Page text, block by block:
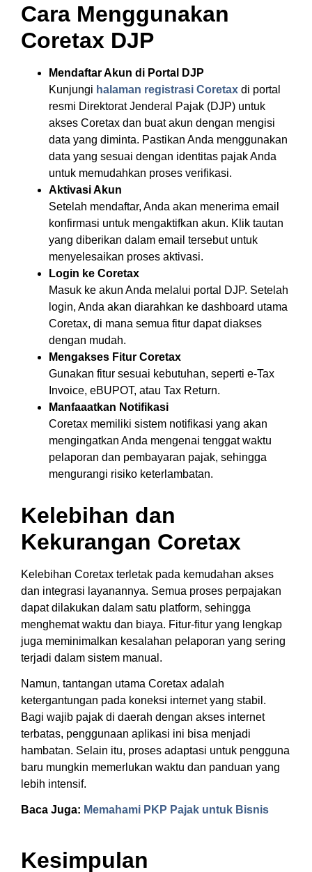
Cara Menggunakan
Coretax DJP
Mendaftar Akun di Portal DJP
Kunjungi halaman registrasi Coretax di portal
resmi Direktorat Jenderal Pajak (DJP) untuk
akses Coretax dan buat akun dengan mengisi
data yang diminta. Pastikan Anda menggunakan
data yang sesuai dengan identitas pajak Anda
untuk memudahkan proses verifikasi.
Aktivasi Akun
Setelah mendaftar, Anda akan menerima email
konfirmasi untuk mengaktifkan akun. Klik tautan
yang diberikan dalam email tersebut untuk
menyelesaikan proses aktivasi.
Login ke Coretax
Masuk ke akun Anda melalui portal DJP. Setelah
login, Anda akan diarahkan ke dashboard utama
Coretax, di mana semua fitur dapat diakses
dengan mudah.
Mengakses Fitur Coretax
Gunakan fitur sesuai kebutuhan, seperti e-Tax
Invoice, eBUPOT, atau Tax Return.
Manfaaatkan Notifikasi
Coretax memiliki sistem notifikasi yang akan
mengingatkan Anda mengenai tenggat waktu
pelaporan dan pembayaran pajak, sehingga
mengurangi risiko keterlambatan.
Kelebihan dan
Kekurangan Coretax
Kelebihan Coretax terletak pada kemudahan akses
dan integrasi layanannya. Semua proses perpajakan
dapat dilakukan dalam satu platform, sehingga
menghemat waktu dan biaya. Fitur-fitur yang lengkap
juga meminimalkan kesalahan pelaporan yang sering
terjadi dalam sistem manual.
Namun, tantangan utama Coretax adalah
ketergantungan pada koneksi internet yang stabil.
Bagi wajib pajak di daerah dengan akses internet
terbatas, penggunaan aplikasi ini bisa menjadi
hambatan. Selain itu, proses adaptasi untuk pengguna
baru mungkin memerlukan waktu dan panduan yang
lebih intensif.
Baca Juga: Memahami PKP Pajak untuk Bisnis
Kesimpulan